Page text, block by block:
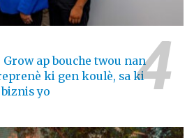
ap bouche twou nan
ki gen koulè, sa ki
yo